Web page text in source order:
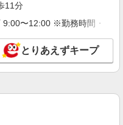
11分
〜12:00 ※勤務時間・日
とりあえずキープ